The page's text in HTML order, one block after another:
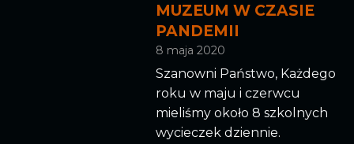
MUZEUM W CZASIE
PANDEMII
8 maja 2020
Szanowni Państwo, Każdego
roku w maju i czerwcu
mieliśmy około 8 szkolnych
wycieczek dziennie.